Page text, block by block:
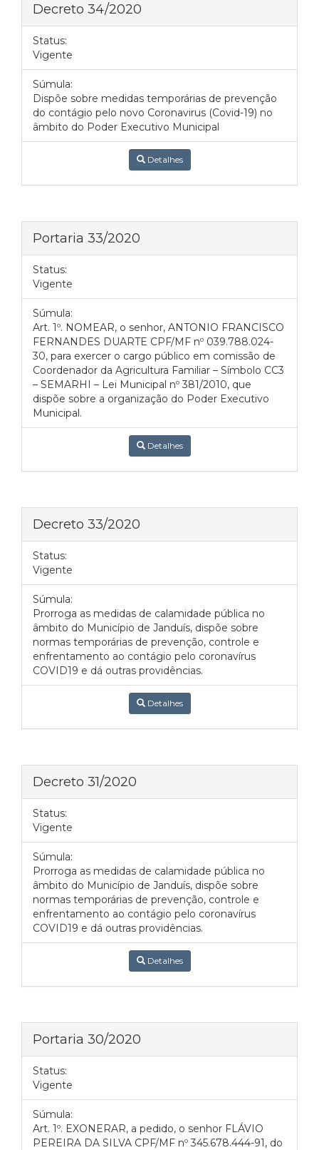
Decreto 34/2020
Status:
Vigente
Súmula:
Dispõe sobre medidas temporárias de prevenção
do contágio pelo novo Coronavirus (Covid-19) no
âmbito do Poder Executivo Municipal
Detalhes
Portaria 33/2020
Status:
Vigente
Súmula:
Art. 1º. NOMEAR, o senhor, ANTONIO FRANCISCO
FERNANDES DUARTE CPF/MF nº 039.788.024-
30, para exercer o cargo público em comissão de
Coordenador da Agricultura Familiar – Símbolo CC3
– SEMARHI – Lei Municipal nº 381/2010, que
dispõe sobre a organização do Poder Executivo
Municipal.
Detalhes
Decreto 33/2020
Status:
Vigente
Súmula:
Prorroga as medidas de calamidade pública no
âmbito do Município de Janduís, dispõe sobre
normas temporárias de prevenção, controle e
enfrentamento ao contágio pelo coronavírus
COVID19 e dá outras providências.
Detalhes
Decreto 31/2020
Status:
Vigente
Súmula:
Prorroga as medidas de calamidade pública no
âmbito do Município de Janduís, dispõe sobre
normas temporárias de prevenção, controle e
enfrentamento ao contágio pelo coronavírus
COVID19 e dá outras providências.
Detalhes
Portaria 30/2020
Status:
Vigente
Súmula:
Art. 1º. EXONERAR, a pedido, o senhor FLÁVIO
PEREIRA DA SILVA CPF/MF nº 345.678.444-91, do